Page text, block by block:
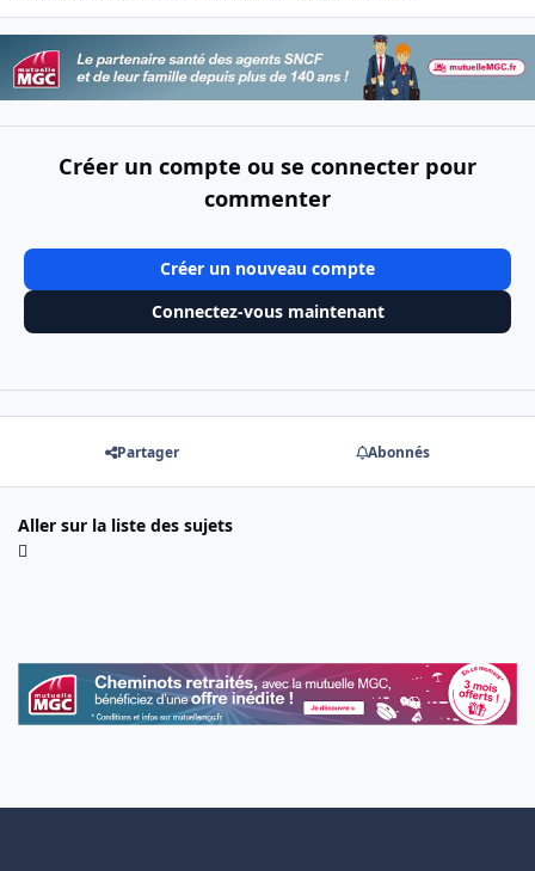
Créer un compte ou se connecter pour
commenter
Créer un nouveau compte
Connectez-vous maintenant
Partager Abonnés
Aller sur la liste des sujets